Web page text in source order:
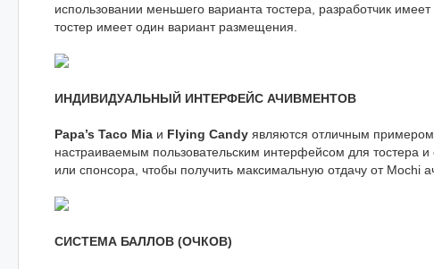
использовании меньшего варианта тостера, разработчик
тостер имеет один вариант размещения.
ИНДИВИДУАЛЬНЫЙ ИНТЕРФЕЙС АЧИВМЕНТОВ
Papa’s Taco Mia и Flying Candy являются отличным
настраиваемым пользовательским интерфейсом для тостера
или спонсора, чтобы получить максимальную отдачу от Mochi
СИСТЕМА БАЛЛОВ (ОЧКОВ)